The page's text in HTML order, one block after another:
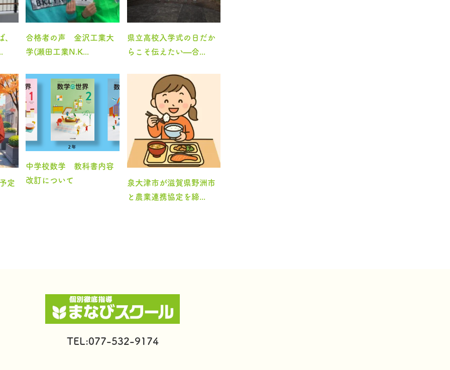
、
合格者の声 金沢工業大
学(瀬田工業N.K...
県立高校入学式の日だか
らこそ伝えたい—合...
定
中学校数学 教科書内容
改訂について
泉大津市が滋賀県野洲市
と農業連携協定を締...
TEL:077-532-9174